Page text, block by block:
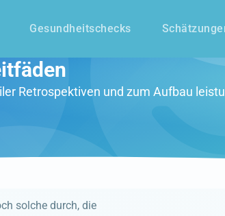
Gesundheitschecks
Retrospektiven und zum Aufbau
solche durch, die